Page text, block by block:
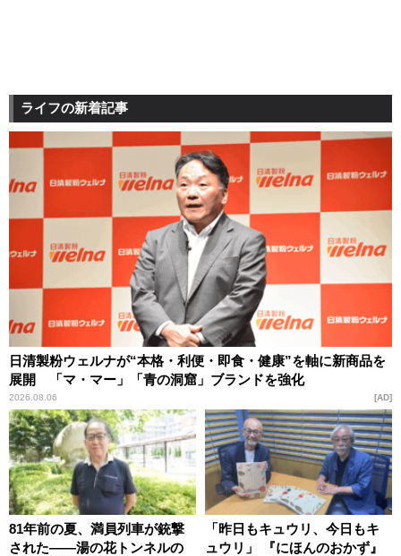
ライフの新着記事
日清製粉ウェルナが“本格・利便・即食・健康”を軸に新商品を
展開 「マ・マー」「青の洞窟」ブランドを強化
2026.08.06 AD
81年前の夏、満員列車が銃撃
された――湯の花トンネルの
「昨日もキュウリ、今日もキ
ュウリ」 『にほんのおかず』